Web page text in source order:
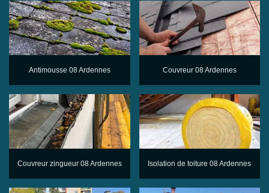
Antimousse 08 Ardennes Couvreur 08 Ardennes
Couvreur zingueur 08 Ardennes Isolation de toiture 08 Ardennes